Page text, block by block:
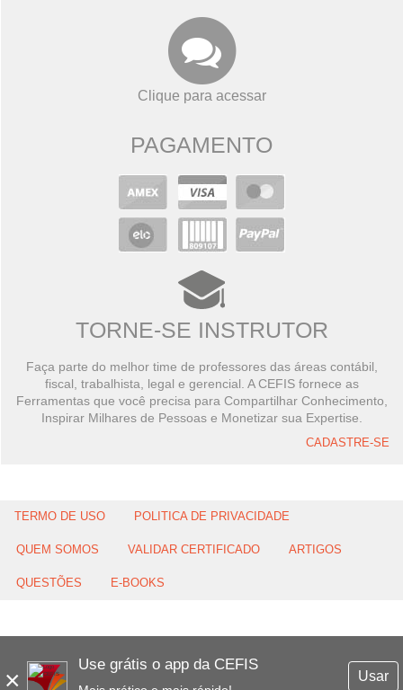
×
Use grátis o app da CEFIS
Usar
Clique para acessar
PAGAMENTO
TORNE-SE INSTRUTOR
Faça parte do melhor time de professores das áreas contábil,
fiscal, trabalhista, legal e gerencial. A CEFIS fornece as
Ferramentas que você precisa para Compartilhar Conhecimento,
Inspirar Milhares de Pessoas e Monetizar sua Expertise.
CADASTRE-SE
TERMO DE USO POLITICA DE PRIVACIDADE
QUEM SOMOS VALIDAR CERTIFICADO ARTIGOS
QUESTÕES E-BOOKS